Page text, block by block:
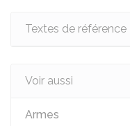
Textes de référence
Voir aussi
Armes